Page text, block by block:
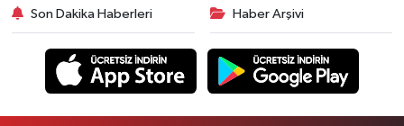
Son Dakika Haberleri Haber Arşivi